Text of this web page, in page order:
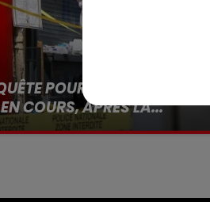
POUR HOMICIDE
COURS, APRÈS LA...
éléments, le logement